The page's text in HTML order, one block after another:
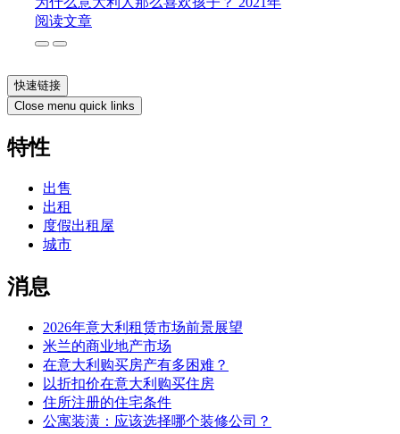
阅读文章
快速链接
Close menu quick links
特性
出售
出租
度假出租屋
城市
消息
2026年意大利租赁市场前景展望
米兰的商业地产市场
在意大利购买房产有多困难？
以折扣价在意大利购买住房
住所注册的住宅条件
公寓装潢：应该选择哪个装修公司？